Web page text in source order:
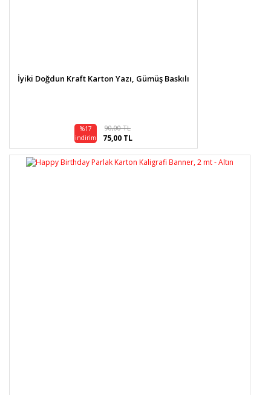
İyiki Doğdun Kraft Karton Yazı, Gümüş Baskılı
%17
indirim
90,00 TL
75,00 TL